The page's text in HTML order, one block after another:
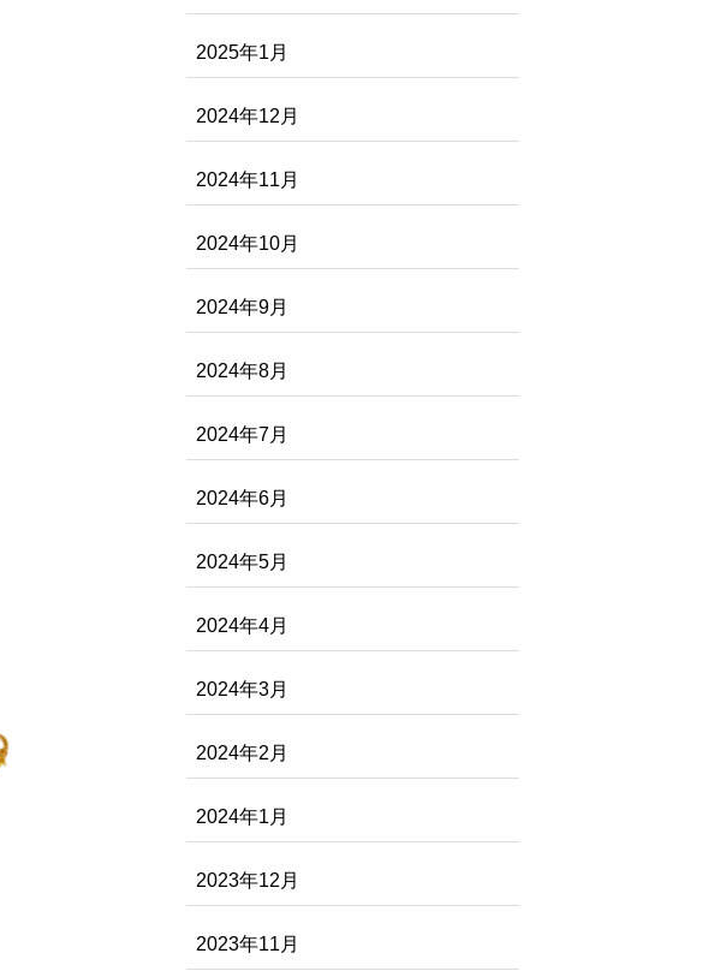
2025年1月
2024年12月
2024年11月
2024年10月
2024年9月
2024年8月
2024年7月
2024年6月
2024年5月
2024年4月
2024年3月
2024年2月
2024年1月
2023年12月
2023年11月